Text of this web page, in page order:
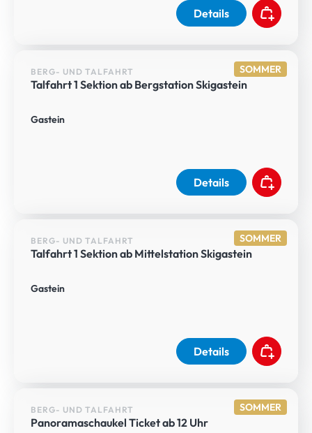
Details
SOMMER
BERG- UND TALFAHRT
Talfahrt 1 Sektion ab Bergstation Skigastein
Gastein
Details
SOMMER
BERG- UND TALFAHRT
Talfahrt 1 Sektion ab Mittelstation Skigastein
Gastein
Details
SOMMER
BERG- UND TALFAHRT
Panoramaschaukel Ticket ab 12 Uhr